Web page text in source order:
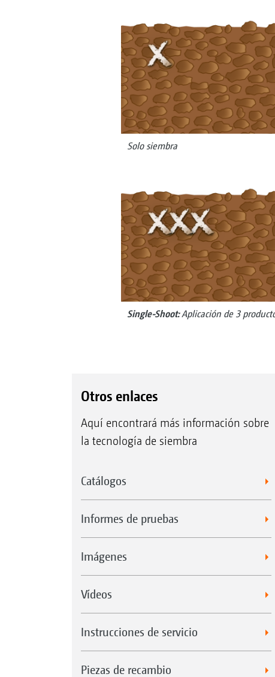
Solo siembra
Single-Shoot:Aplicación de 3
Otros enlaces
Aquí encontrará más información sobre
la tecnología de siembra
Catálogos
Informes de pruebas
Imágenes
Vídeos
Instrucciones de servicio
Piezas de recambio